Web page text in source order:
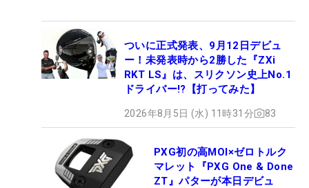
ついに正式発表、9月12日デビュ
ー！未発表時から2勝した『ZXi
RKT LS』は、スリクソン史上No.1
ドライバー!?【打ってみた】
2026年8月5日 (水) 11時31分 83
PXG初の高MOI×ゼロトルク
マレット『PXG One & Done
ZT』パターが本日デビュ